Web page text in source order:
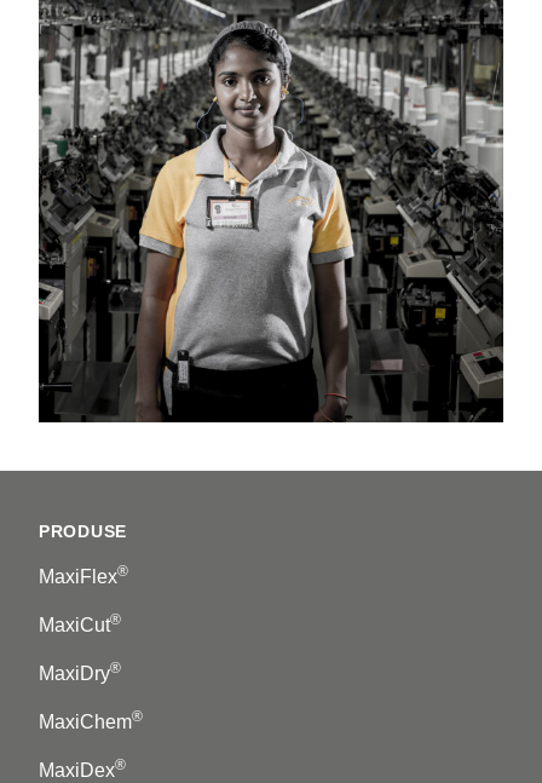
PRODUSE
MaxiFlex®
MaxiCut®
MaxiDry®
MaxiChem®
MaxiDex®